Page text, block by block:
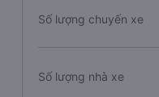
Số lượng chuyến xe
Số lượng nhà xe